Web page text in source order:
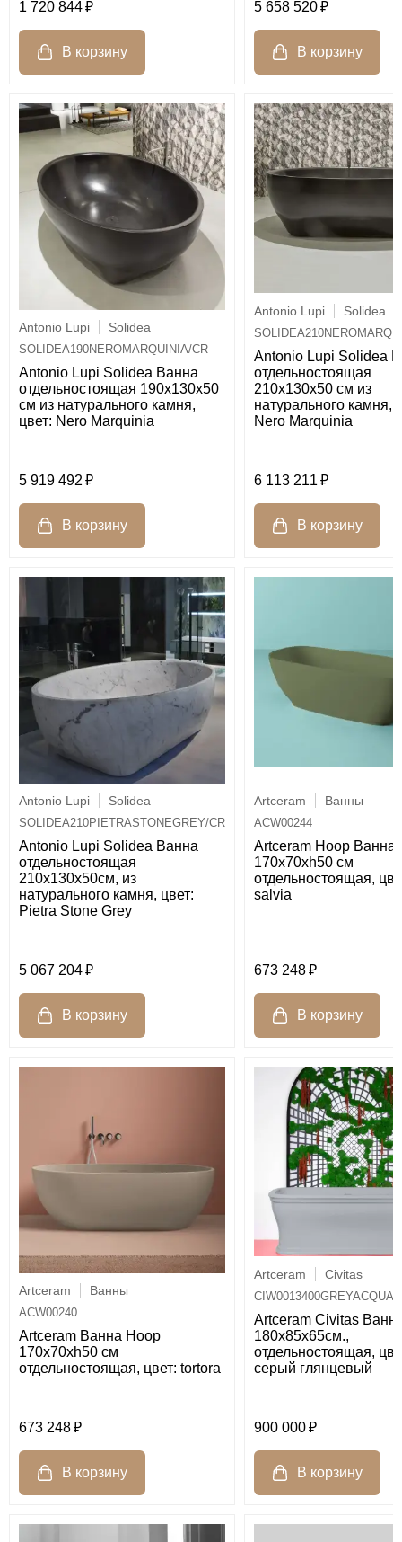
1 720 844 5 658 520
Antonio Lupi Solidea
SOLIDEA190NEROMARQUINIA/CR
Antonio Lupi Solidea Ванна
отдельностоящая 190х130х50
см из натурального камня,
цвет: Nero Marquinia
5 919 492
Antonio Lupi Solidea
Antonio Lupi Solidea
отдельностоящая
210х130х50 см из
натурального камня,
Nero Marquinia
6 113 211
Antonio Lupi Solidea
SOLIDEA210PIETRASTONEGREY/CR
Antonio Lupi Solidea Ванна
отдельностоящая
210х130х50см, из
натурального камня, цвет:
Pietra Stone Grey
5 067 204
Artceram Ванны
ACW00244
Artceram Hoop Ванна
170x70хh50 см
отдельностоящая,
salvia
673 248
Artceram Ванны
ACW00240
Artceram Ванна Hoop
170x70хh50 см
отдельностоящая, цвет: tortora
673 248
Artceram Civitas
Artceram Civitas
180х85х65см.,
отдельностоящая,
серый глянцевый
900 000